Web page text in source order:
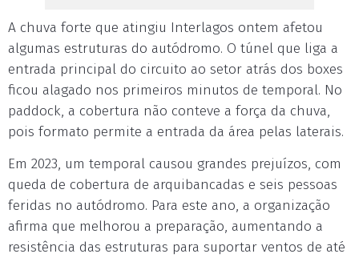
A chuva forte que atingiu Interlagos ontem afetou
algumas estruturas do autódromo. O túnel que liga a
entrada principal do circuito ao setor atrás dos boxes
ficou alagado nos primeiros minutos de temporal. No
paddock, a cobertura não conteve a força da chuva,
pois formato permite a entrada da área pelas laterais.
Em 2023, um temporal causou grandes prejuízos, com
queda de cobertura de arquibancadas e seis pessoas
feridas no autódromo. Para este ano, a organização
afirma que melhorou a preparação, aumentando a
resistência das estruturas para suportar ventos de até